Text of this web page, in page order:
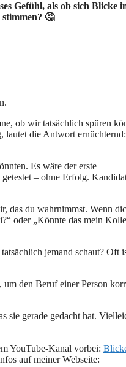
Gefühl, als ob sich Blicke
🤔
ob wir tatsächlich spüren
lautet die Antwort
Es wäre der erste
– ohne Erfolg.
das du wahrnimmst. Wenn
oder „Könnte das mein
jemand schaut? Oft
den Beruf einer Person
sie gerade gedacht hat.
YouTube-Kanal vorbei:
auf meiner Webseite: